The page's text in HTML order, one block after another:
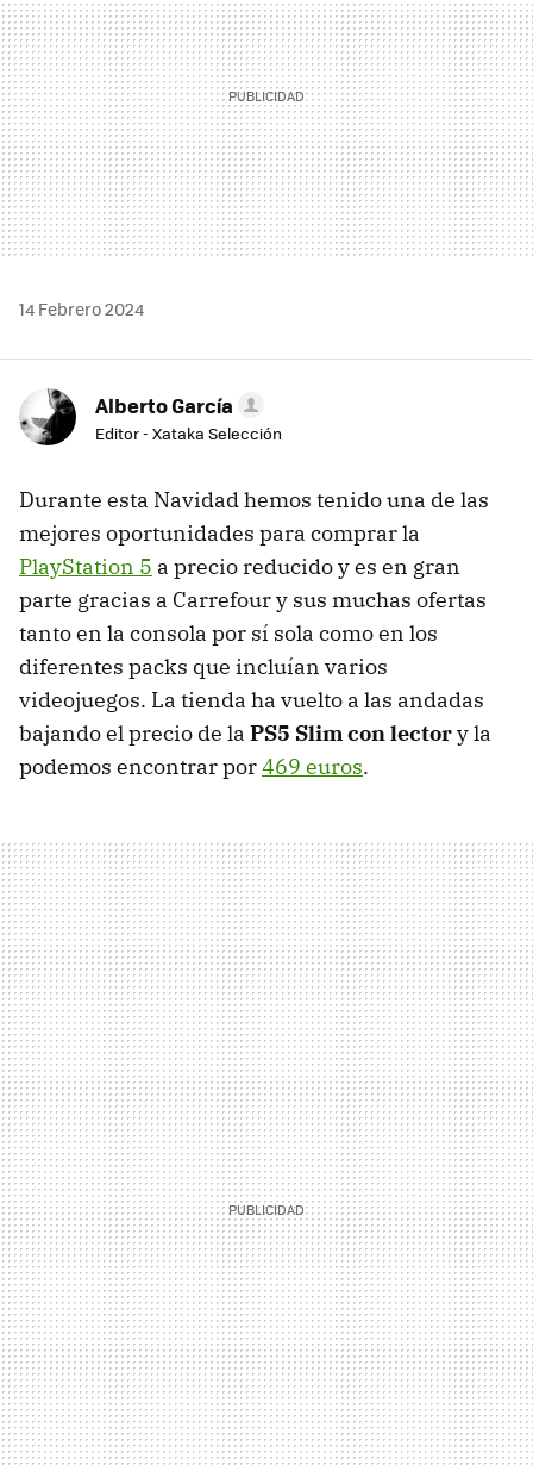
14 Febrero 2024
Alberto García
Editor - Xataka Selección
Durante esta Navidad hemos tenido una de las
mejores oportunidades para comprar la
PlayStation 5 a precio reducido y es en gran
parte gracias a Carrefour y sus muchas ofertas
tanto en la consola por sí sola como en los
diferentes packs que incluían varios
videojuegos. La tienda ha vuelto a las andadas
bajando el precio de la PS5 Slim con lectory la
podemos encontrar por469 euros.